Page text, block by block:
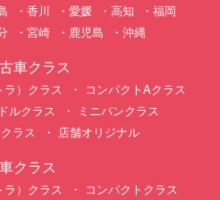
香川 愛媛 高知
福岡
宮崎 鹿児島 沖縄
車クラス
）クラス
コンパクトAクラス
ルクラス
ミニバンクラス
ラス 店舗オリジナル
クラス
）クラス
コンパクトクラス